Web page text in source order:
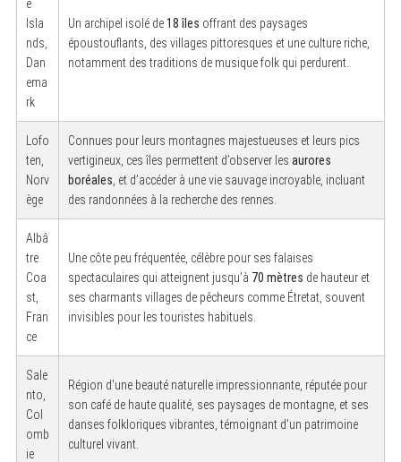
e
Isla
nds,
Dan
ema
rk
Un archipel isolé de18 îles offrant des paysages
époustouflants, des villages pittoresques et une culture riche,
notamment des traditions de musique folk qui perdurent.
Lofo
ten,
Norv
ège
Connues pour leurs montagnes majestueuses et leurs pics
vertigineux, ces îles permettent d’observer les aurores
boréales , et d’accéder à une vie sauvage incroyable, incluant
des randonnées à la recherche des rennes.
Albâ
tre
Coa
st,
Fran
ce
Une côte peu fréquentée, célèbre pour ses falaises
spectaculaires qui atteignent jusqu’à 70 mètres de hauteur et
ses charmants villages de pêcheurs comme Étretat, souvent
invisibles pour les touristes habituels.
Sale
nto,
Col
omb
ie
Région d’une beauté naturelle impressionnante, réputée pour
son café de haute qualité, ses paysages de montagne, et ses
danses folkloriques vibrantes, témoignant d’un patrimoine
culturel vivant.